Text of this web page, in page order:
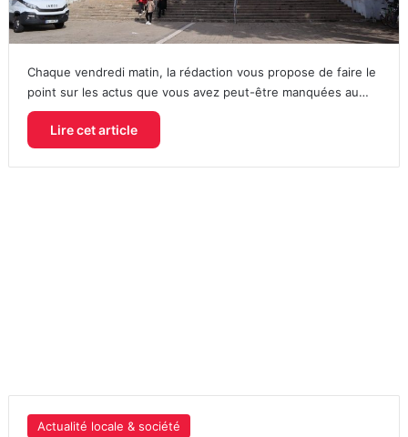
Chaque vendredi matin, la rédaction vous propose de faire le
point sur les actus que vous avez peut-être manquées au…
Lire cet article
Actualité locale & société